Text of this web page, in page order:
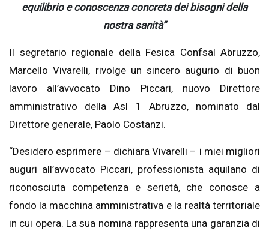
equilibrio e conoscenza concreta dei bisogni della
nostra sanità”
Il segretario regionale della Fesica Confsal Abruzzo,
Marcello Vivarelli, rivolge un sincero augurio di buon
lavoro all’avvocato Dino Piccari, nuovo Direttore
amministrativo della Asl 1 Abruzzo, nominato dal
Direttore generale, Paolo Costanzi.
“Desidero esprimere – dichiara Vivarelli – i miei migliori
auguri all’avvocato Piccari, professionista aquilano di
riconosciuta competenza e serietà, che conosce a
fondo la macchina amministrativa e la realtà territoriale
in cui opera. La sua nomina rappresenta una garanzia di